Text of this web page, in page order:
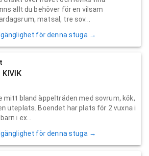
allt du behöver för en vilsam
matsal, tre sov...
för denna stuga →
mitt bland äppelträden med sovrum, kök,
uteplats. Boendet har plats för 2 vuxna i
i ex...
för denna stuga →